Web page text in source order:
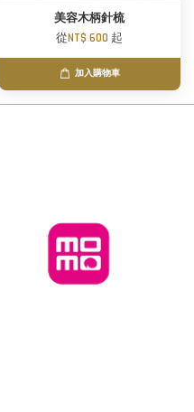
美容木柄針梳
從NT$ 600 起
加入購物車